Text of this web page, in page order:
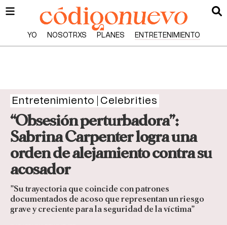
YO NOSOTRXS PLANES ENTRETENIMIENTO
Entretenimiento Celebrities
“Obsesión perturbadora”:
Sabrina Carpenter logra una
orden de alejamiento contra su
acosador
”Su trayectoria que coincide con patrones
documentados de acoso que representan un riesgo
grave y creciente para la seguridad de la víctima”